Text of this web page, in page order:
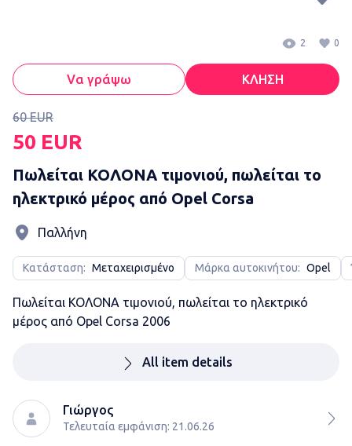
2 0
Vα γράψω ΚΛΗΣΗ
60 EUR
50 EUR
Πωλείται ΚΟΛΟΝΑ τιμονιού, πωλείται το
ηλεκτρικό μέρος από Opel Corsa
Παλλήνη
Κατάσταση: Μεταχειρισμένο Μάρκα αυτοκινήτου: Opel
Πωλείται ΚΟΛΟΝΑ τιμονιού, πωλείται το ηλεκτρικό
μέρος από Opel Corsa 2006
All item details
Γιώργος
Τελευταία εμφάνιση: 21.06.26